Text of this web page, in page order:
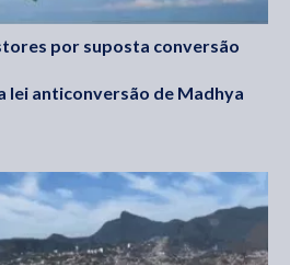
por suposta conversão
lei anticonversão de Madhya